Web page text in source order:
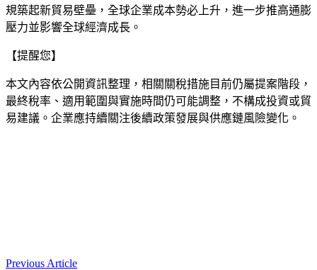
規築起新貿易壁壘，全球企業成本勢必上升，進一步推高通膨
壓力並影響全球經濟成長。
【提醒您】
本文內容依公開資訊整理，相關關稅措施目前仍屬提案階段，
最終稅率、適用範圍與實施時間仍可能調整，不構成投資或貿
易建議。企業應持續關注後續政策發展與供應鏈風險變化。
Previous Article